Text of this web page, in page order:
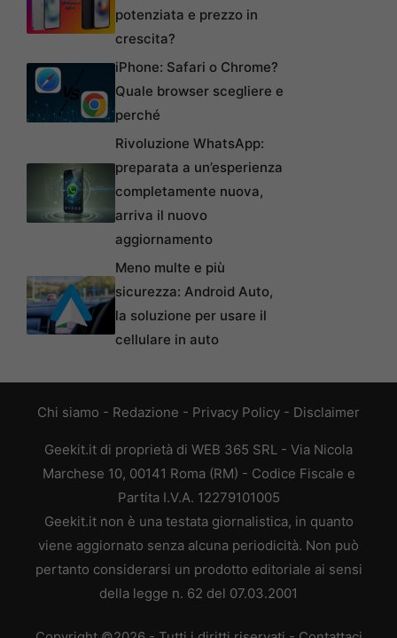
potenziata e prezzo in
crescita?
iPhone: Safari o Chrome?
Quale browser scegliere e
perché
Rivoluzione WhatsApp:
preparata a un’esperienza
completamente nuova,
arriva il nuovo
aggiornamento
Meno multe e più
sicurezza: Android Auto,
la soluzione per usare il
cellulare in auto
Chi siamo - Redazione - Privacy Policy - Disclaimer
Geekit.it di proprietà di WEB 365 SRL - Via Nicola
Marchese 10, 00141 Roma (RM) - Codice Fiscale e
Partita I.V.A. 12279101005
Geekit.it non è una testata giornalistica, in quanto
viene aggiornato senza alcuna periodicità. Non può
pertanto considerarsi un prodotto editoriale ai sensi
della legge n. 62 del 07.03.2001